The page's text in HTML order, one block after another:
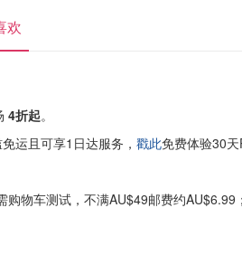
欢
4折起。
运且可享1日达服务， 戳此免费体验30
物车测试，不满AU$49邮费约AU$6.99